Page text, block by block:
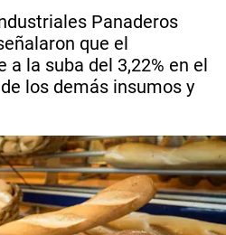
Panaderos
que el
la suba del 3,22% en el
los demás insumos y